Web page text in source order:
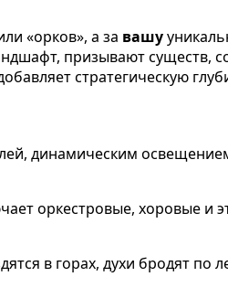
«орков», а за вашу
призывают существ,
стратегическую
динамическим
оркестровые, хоровые и
в горах, духи бродят по